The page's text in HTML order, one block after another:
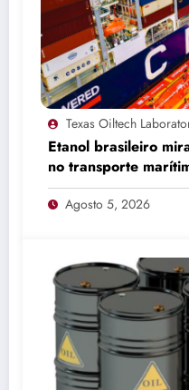
Texas Oiltech
Etanol brasileiro
no transporte
Agosto 5, 2026